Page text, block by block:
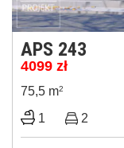
APS 243
4099 zł
75,5 m2
1 2